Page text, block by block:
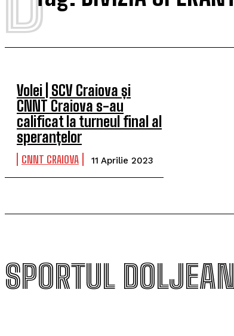
Volei | SCV Craiova și
CNNT Craiova s-au
calificat la turneul final al
speranțelor
CNNT CRAIOVA 11 Aprilie 2023
SPORTUL DOLJEAN